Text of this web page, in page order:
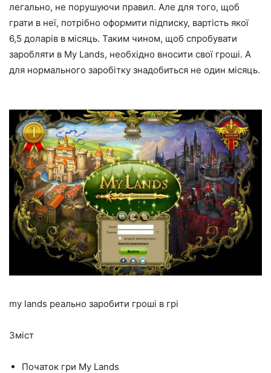
легально, не порушуючи правил. Але для того, щоб
грати в неї, потрібно оформити підписку, вартість якої
6,5 доларів в місяць. Таким чином, щоб спробувати
заробляти в My Lands, необхідно вносити свої гроші. А
для нормального заробітку знадобиться не один місяць.
my lands реально заробити гроші в грі
Зміст
Початок гри My Lands